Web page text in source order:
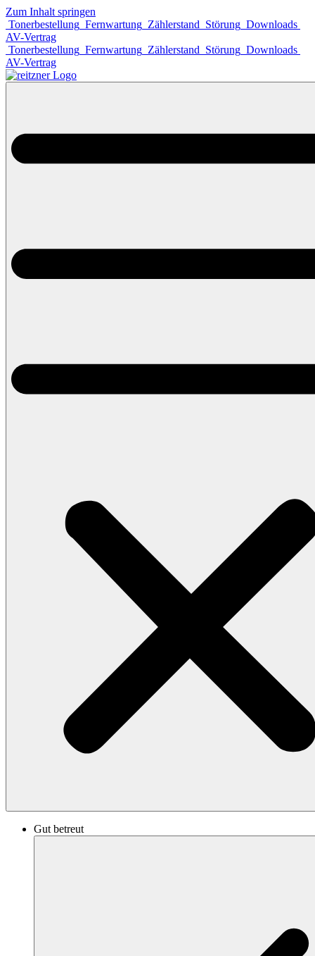
Zum Inhalt springen
Tonerbestellung Fernwartung Zählerstand Störung Downloads
AV-Vertrag
Tonerbestellung Fernwartung Zählerstand Störung Downloads
AV-Vertrag
Gut betreut